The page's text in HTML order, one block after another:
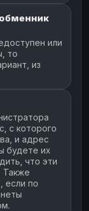
или
то
из
с которого
и адрес
будете их
что эти
Также
если по